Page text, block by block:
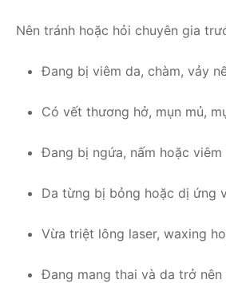
Nên tránh hoặc hỏi chuyên gia
Đang bị viêm da, chàm, vảy
Có vết thương hở, mụn mủ,
Đang bị ngứa, nấm hoặc viêm
Da từng bị bỏng hoặc dị ứng
Vừa triệt lông laser, waxing
Đang mang thai và da trở nên